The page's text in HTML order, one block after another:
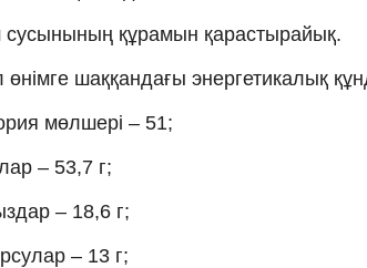
құрамын қарастырайық.
өнімге шаққандағы энергетикалық
мөлшері – 51;
– 53,7 г;
– 18,6 г;
– 13 г;